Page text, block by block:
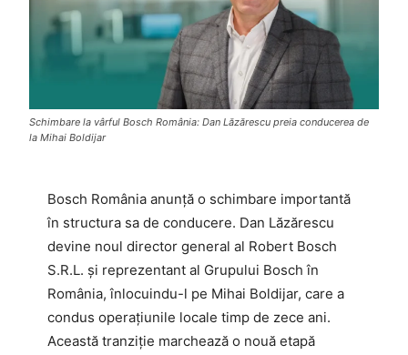
Schimbare la vârful Bosch România: Dan Lăzărescu preia conducerea de
la Mihai Boldijar
Bosch România anunță o schimbare importantă
în structura sa de conducere. Dan Lăzărescu
devine noul director general al Robert Bosch
S.R.L. și reprezentant al Grupului Bosch în
România, înlocuindu-l pe Mihai Boldijar, care a
condus operațiunile locale timp de zece ani.
Această tranziție marchează o nouă etapă